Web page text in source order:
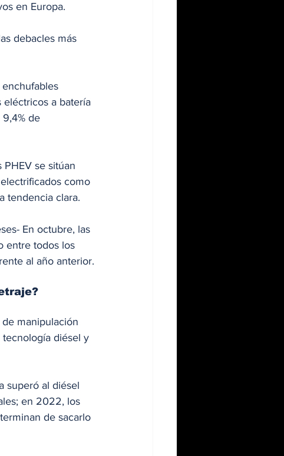
en Europa.
debacles más
eléctricos a batería
9,4% de
PHEV se sitúan
como
tendencia clara.
En octubre, las
entre todos los
al año anterior.
manipulación
diésel y
superó al diésel
en 2022, los
de sacarlo